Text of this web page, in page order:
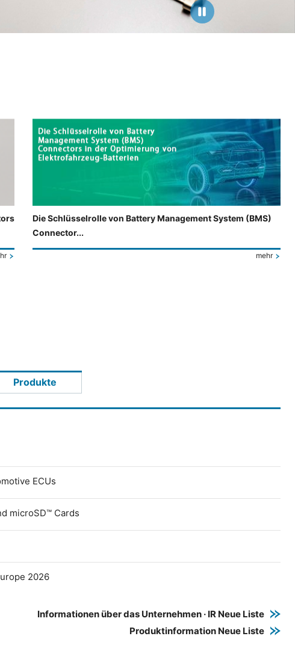
Die Schlüsselrolle von Battery Management System (BMS)
Connector...
mehr
Produkte
ECUs
microSD™ Cards
2026
Informationen über das Unternehmen · IR Neue Liste
Produktinformation Neue Liste